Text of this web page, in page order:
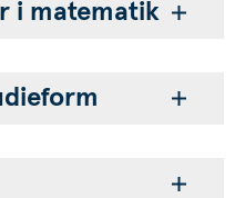
i matematik